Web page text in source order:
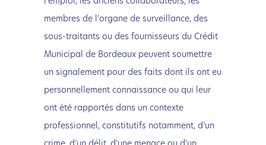
membres de l’organe de surveillance, des
sous-traitants ou des fournisseurs du Crédit
Municipal de Bordeaux peuvent soumettre
un signalement pour des faits dont ils ont eu
personnellement connaissance ou qui leur
ont été rapportés dans un contexte
professionnel, constitutifs notamment, d’un